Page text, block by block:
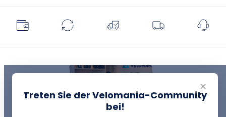
✕
Treten Sie der Velomania-Community
bei!